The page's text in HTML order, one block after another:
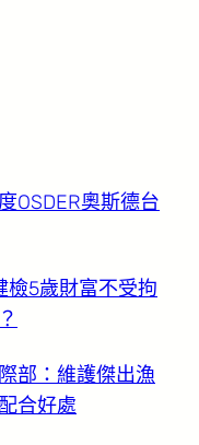
OSDER奧斯德台
檢5歲財富不受拘
部：維護傑出漁
合好處